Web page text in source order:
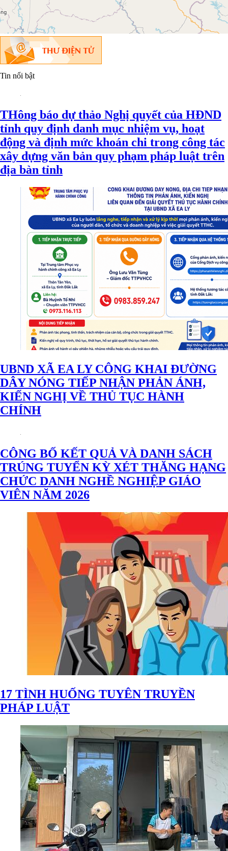
Tin nổi bật
THông báo dự thảo Nghị quyết của HĐND
tỉnh quy định danh mục nhiệm vụ, hoạt
động và định mức khoán chi trong công tác
xây dựng văn bản quy phạm pháp luật trên
địa bàn tỉnh
UBND XÃ EA LY CÔNG KHAI ĐƯỜNG
DÂY NÓNG TIẾP NHẬN PHẢN ÁNH,
KIẾN NGHỊ VỀ THỦ TỤC HÀNH
CHÍNH
CÔNG BỐ KẾT QUẢ VÀ DANH SÁCH
TRÚNG TUYỂN KỲ XÉT THĂNG HẠNG
CHỨC DANH NGHỀ NGHIỆP GIÁO
VIÊN NĂM 2026
17 TÌNH HUỐNG TUYÊN TRUYỀN
PHÁP LUẬT